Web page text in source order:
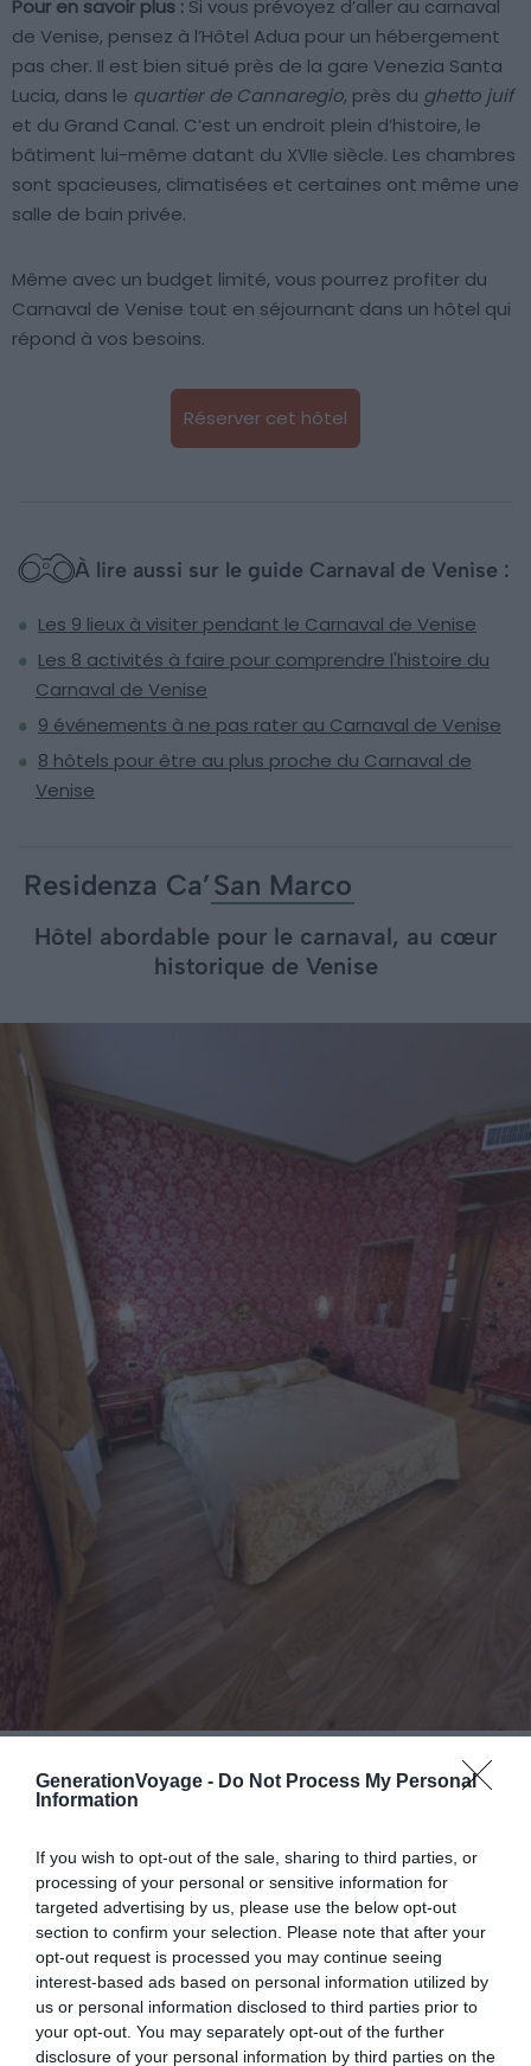
GenerationVoyage - Do Not Process My Personal
Information
If you wish to opt-out of the sale, sharing to third parties, or
processing of your personal or sensitive information for
targeted advertising by us, please use the below opt-out
section to confirm your selection. Please note that after your
opt-out request is processed you may continue seeing
interest-based ads based on personal information utilized by
us or personal information disclosed to third parties prior to
your opt-out. You may separately opt-out of the further
disclosure of your personal information by third parties on the
Pour en savoir plus : Si vous prévoyez d’aller au carnaval
de Venise, pensez à l’Hôtel Adua pour un hébergement
pas cher. Il est bien situé près de la gare Venezia Santa
Lucia, dans le quartier de Cannaregio, près du ghetto juif
et du Grand Canal. C’est un endroit plein d’histoire, le
bâtiment lui-même datant du XVIIe siècle. Les chambres
sont spacieuses, climatisées et certaines ont même une
salle de bain privée.
Même avec un budget limité, vous pourrez profiter du
Carnaval de Venise tout en séjournant dans un hôtel qui
répond à vos besoins.
Réserver cet hôtel
À lire aussi sur le guide Carnaval de Venise :
Les 9 lieux à visiter pendant le Carnaval de Venise
Les 8 activités à faire pour comprendre l'histoire du
Carnaval de Venise
9 événements à ne pas rater au Carnaval de Venise
8 hôtels pour être au plus proche du Carnaval de
Venise
Residenza Ca’San Marco
Hôtel abordable pour le carnaval, au cœur
historique de Venise
💶 Gamme :Confortable
💙On aime :Proximité des lieux animés
Pourquoi nous l’avons sélectionné : Imprégnez-vous de
l’histoire en séjournant à la Residenza Ca’San Marco, un
hôtel niché dans un bâtiment chargé de passé et
stratégiquement situé. Plongez dans l’authenticité de